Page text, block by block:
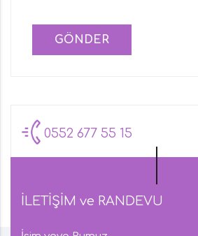
GÖNDER
0552 677 55 15
İLETİŞİM ve RANDEVU